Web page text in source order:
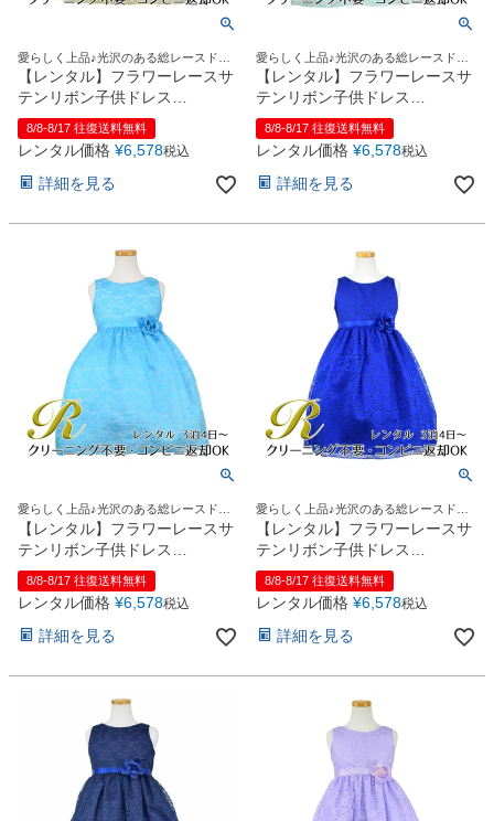
Web または お電話
スタジオを予約 →
愛らしく上品♪光沢のある総レースドレ
ス【レンタル】フラワーレースサ
テンリボン子供ドレス
(CCD749)イエロー
8/8-8/17 往復送料無料
レンタル価格 ¥6,578税込
詳細を見る
愛らしく上品♪光沢のある総レースドレ
ス【レンタル】フラワーレースサ
テンリボン子供ドレス
(CCD749)ミント
8/8-8/17 往復送料無料
レンタル価格 ¥6,578税込
詳細を見る
愛らしく上品♪光沢のある総レースドレ
ス【レンタル】フラワーレースサ
テンリボン子供ドレス
(CCD749)ターコイズ
8/8-8/17 往復送料無料
レンタル価格 ¥6,578税込
詳細を見る
愛らしく上品♪光沢のある総レースドレ
ス【レンタル】フラワーレースサ
テンリボン子供ドレス
(CCD749)ロイヤルブルー
8/8-8/17 往復送料無料
レンタル価格 ¥6,578税込
詳細を見る